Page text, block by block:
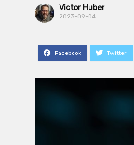
Victor Huber
2023-09-04